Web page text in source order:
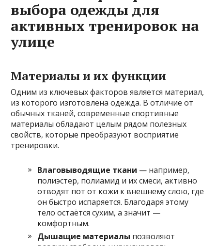
выбора одежды для
активных тренировок на
улице
Материалы и их функции
Одним из ключевых факторов является материал,
из которого изготовлена одежда. В отличие от
обычных тканей, современные спортивные
материалы обладают целым рядом полезных
свойств, которые преобразуют восприятие
тренировки.
Влаговыводящие ткани — например,
полиэстер, полиамид и их смеси, активно
отводят пот от кожи к внешнему слою, где
он быстро испаряется. Благодаря этому
тело остаётся сухим, а значит —
комфортным.
Дышащие материалы позволяют